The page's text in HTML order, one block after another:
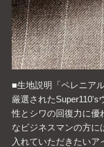
■生地説明「ペレニアル
厳選されたSuper110's
性とシワの回復力に優
なビジネスマンの方に
入れていただきたいア